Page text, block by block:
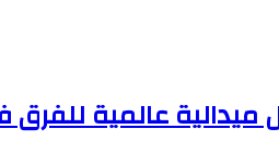
عالمية للفرق في